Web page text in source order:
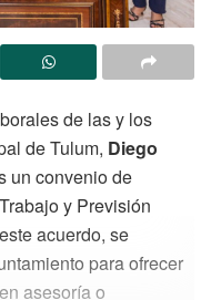
de las y los
de Tulum, Diego
un convenio de
y Previsión
acuerdo, se
para ofrecer
asesoría o